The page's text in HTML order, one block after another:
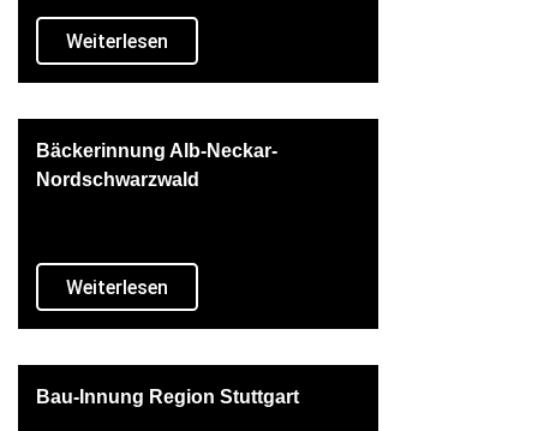
Weiterlesen
Bäckerinnung Alb-Neckar-
Nordschwarzwald
Weiterlesen
Bau-Innung Region Stuttgart